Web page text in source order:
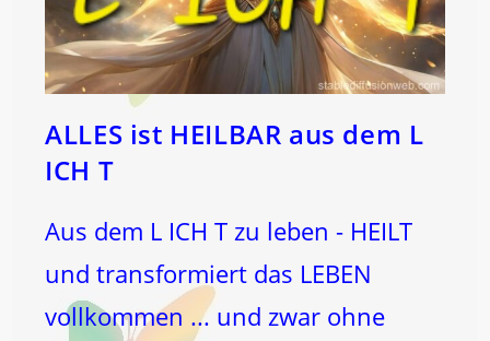
ALLES ist HEILBAR aus dem L
ICH T
Aus dem L ICH T zu leben - HEILT
und transformiert das LEBEN
vollkommen ... und zwar ohne